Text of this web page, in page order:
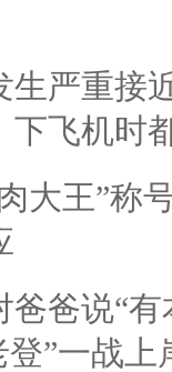
生严重接
下飞机时
大王”称
爸爸说“
”一战上